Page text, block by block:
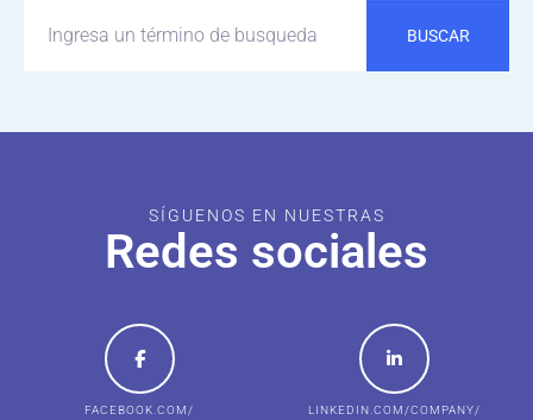
BUSCAR
SÍGUENOS EN NUESTRAS
Redes sociales
FACEBOOK.COM/ LINKEDIN.COM/COMPANY/